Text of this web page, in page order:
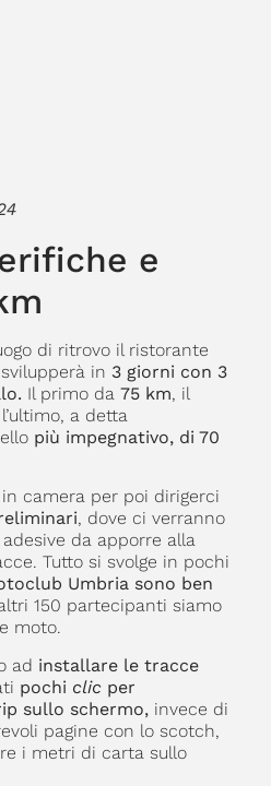
e
di ritrovo il ristorante
in 3 giorni con 3
Il primo da 75 km, il
a detta
più impegnativo, di 70
camera per poi dirigerci
, dove ci verranno
da apporre alla
Tutto si svolge in pochi
Umbria sono ben
150 partecipanti siamo
moto.
ad installare le tracce
pochi clicper
sullo schermo, invece di
pagine con lo scotch,
i metri di carta sullo